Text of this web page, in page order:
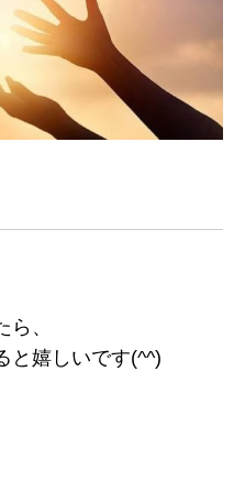
ら、
と嬉しいです(^^)